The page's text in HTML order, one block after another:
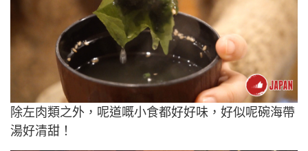
除左肉類之外，呢道嘅小食都好好味，好似呢碗海帶
湯好清甜！